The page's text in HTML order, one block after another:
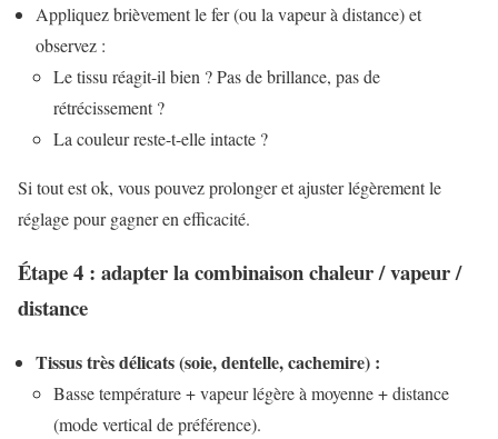
Appliquez brièvement le fer (ou la vapeur à distance) et
observez :
Le tissu réagit-il bien ? Pas de brillance, pas de
rétrécissement ?
La couleur reste-t-elle intacte ?
Si tout est ok, vous pouvez prolonger et ajuster légèrement le
réglage pour gagner en efficacité.
Étape 4 : adapter la combinaison chaleur / vapeur /
distance
Tissus très délicats (soie, dentelle, cachemire) :
Basse température + vapeur légère à moyenne + distance
(mode vertical de préférence).